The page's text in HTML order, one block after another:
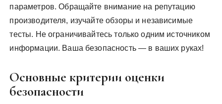
параметров. Обращайте внимание на репутацию
производителя, изучайте обзоры и независимые
тесты. Не ограничивайтесь только одним источником
информации. Ваша безопасность — в ваших руках!
Основные критерии оценки
безопасности